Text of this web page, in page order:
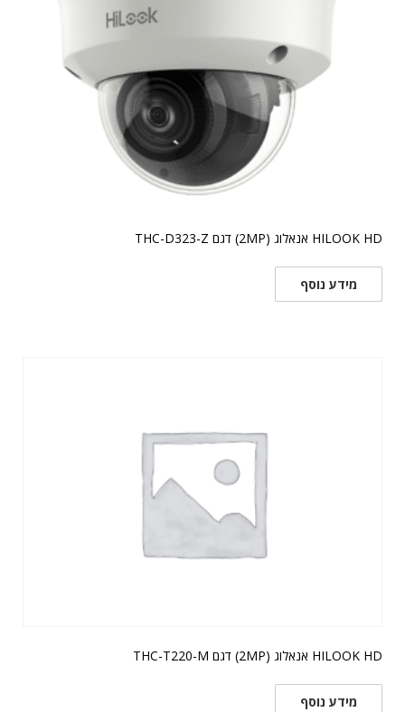
HILOOK HD אנאלוג (2MP) דגם THC-D323-Z
מידע נוסף
HILOOK HD אנאלוג (2MP) דגם THC-T220-M
מידע נוסף